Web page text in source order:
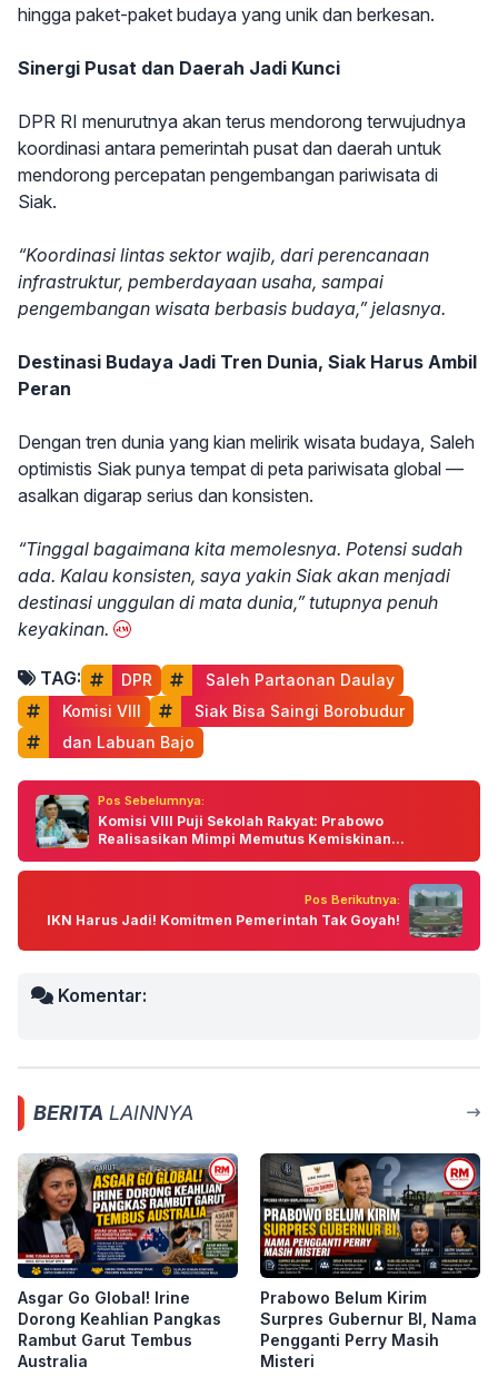
hingga paket-paket budaya yang unik dan berkesan.
Sinergi Pusat dan Daerah Jadi Kunci
DPR RI menurutnya akan terus mendorong terwujudnya
koordinasi antara pemerintah pusat dan daerah untuk
mendorong percepatan pengembangan pariwisata di
Siak.
“Koordinasi lintas sektor wajib, dari perencanaan
infrastruktur, pemberdayaan usaha, sampai
pengembangan wisata berbasis budaya,” jelasnya.
Destinasi Budaya Jadi Tren Dunia, Siak Harus Ambil
Peran
Dengan tren dunia yang kian melirik wisata budaya, Saleh
optimistis Siak punya tempat di peta pariwisata global —
asalkan digarap serius dan konsisten.
“Tinggal bagaimana kita memolesnya. Potensi sudah
ada. Kalau konsisten, saya yakin Siak akan menjadi
destinasi unggulan di mata dunia,” tutupnya penuh
keyakinan.
TAG: DPR
Saleh Partaonan Daulay
Komisi VIII
Siak Bisa Saingi Borobudur
dan Labuan Bajo
Pos Sebelumnya:
Komisi VIII Puji Sekolah Rakyat: Prabowo
Realisasikan Mimpi Memutus Kemiskinan...
Pos Berikutnya:
IKN Harus Jadi! Komitmen Pemerintah Tak Goyah!
Komentar:
BERITA LAINNYA
Asgar Go Global! Irine
Dorong Keahlian Pangkas
Rambut Garut Tembus
Australia
Prabowo Belum Kirim
Surpres Gubernur BI, Nama
Pengganti Perry Masih
Misteri